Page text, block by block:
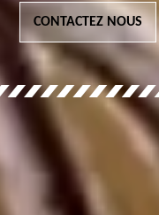
CONTACTEZ NOUS